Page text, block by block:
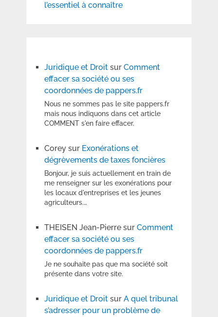
l’essentiel à connaître
Juridique et Droitsur Comment
effacer sa société ou ses
coordonnées de pappers.fr
Nous ne sommes pas le site pappers.fr
mais nous indiquons dans cet article
COMMENT s'en faire effacer.
Coreysur Exonérations et
dégrèvements de taxes foncières
Bonjour, je suis actuellement en train de
me renseigner sur les exonérations pour
les locaux d'entreprises et les jeunes
agriculteurs.…
THEISEN Jean-Pierresur Comment
effacer sa société ou ses
coordonnées de pappers.fr
Je ne souhaite pas que ma société soit
présente dans votre site.
Juridique et Droitsur A quel tribunal
s’adresser pour un problème de